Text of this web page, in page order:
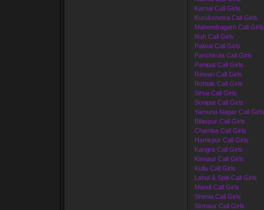
Karnal Call Girls
Kurukshetra Call Girls
Mahendragarh Call Girls
Nuh Call Girls
Palwal Call Girls
Panchkula Call Girls
Panipat Call Girls
Rewari Call Girls
Rohtak Call Girls
Sirsa Call Girls
Sonipat Call Girls
Yamuna Nagar Call Girls
Bilaspur Call Girls
Chamba Call Girls
Hamirpur Call Girls
Kangra Call Girls
Kinnaur Call Girls
Kullu Call Girls
Lahul & Spiti Call Girls
Mandi Call Girls
Shimla Call Girls
Sirmaur Call Girls